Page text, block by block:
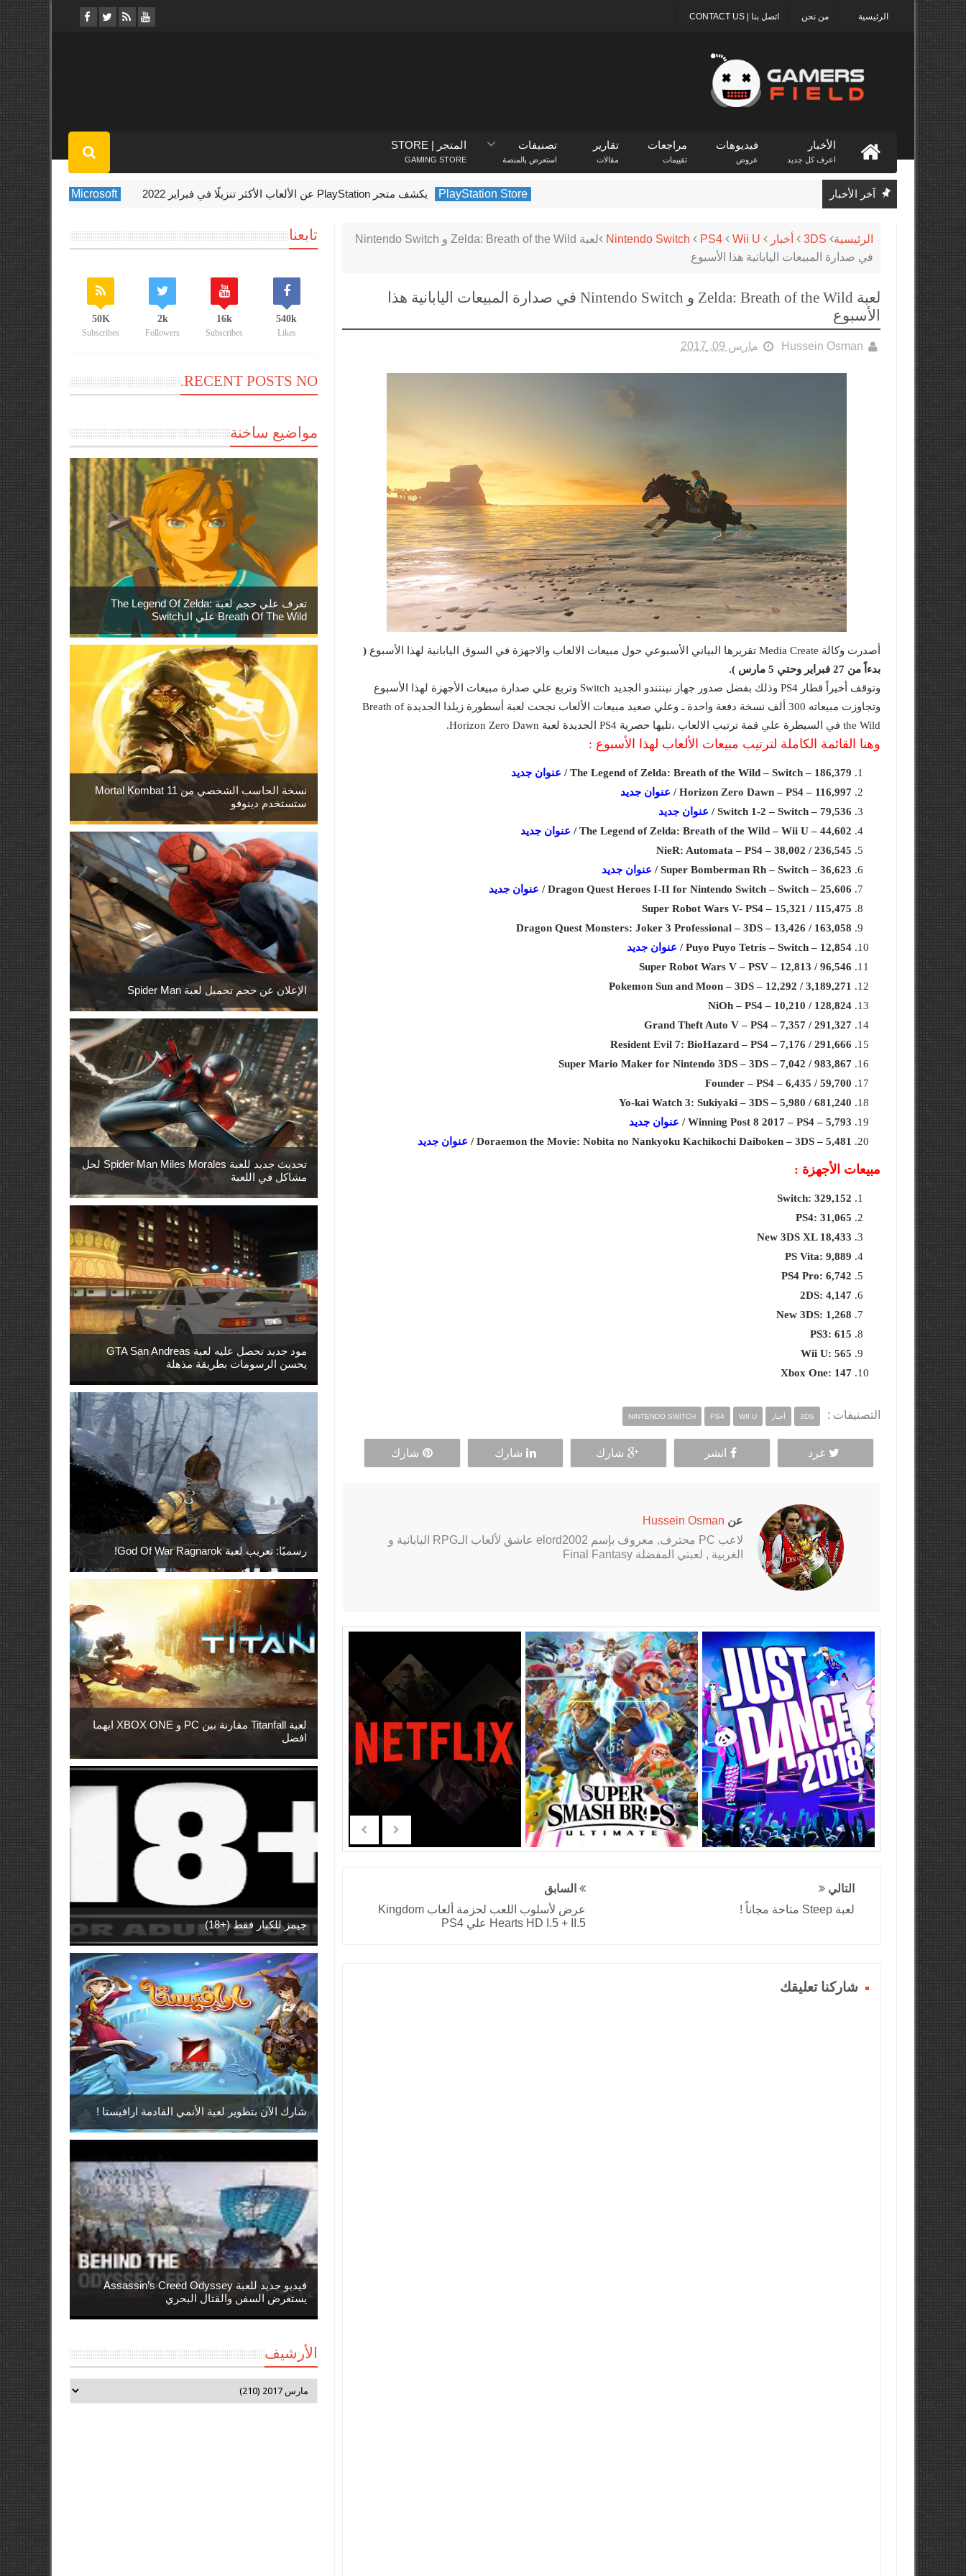
اتصل بنا | CONTACT US من نحن الرئيسية
الأخبار
اعرف كل جديد
فيديوهات
عروض
مراجعات
تقييمات
تقارير
مقالات
تصنيفات
استعرض بالمنصة
المتجر | STORE
GAMING STORE
آخر الأخبار PlayStation Store يكشف متجر PlayStation عن الألعاب الأكثر تنزيلًا في فبراير 2022 Microsoft Xbox تستضيف حدث Indie Showcase الأسبوع المقبل
الرئيسية 3DS أخبار Nintendo Switch PS4 Wii U
لعبة Zelda: Breath of the Wild و Nintendo Switch
في صدارة المبيعات اليابانية هذا الأسبوع
لعبة Zelda: Breath of the Wild و Nintendo Switch في صدارة المبيعات اليابانية هذا
الأسبوع
Hussein Osman مارس 09, 2017
أصدرت وكالة Media Create تقريرها البياني الأسبوعي حول مبيعات الالعاب والاجهزة في السوق اليابانية لهذا الأسبوع
(
بدءاً من 27 فبراير وحتي 5 مارس ).
وتوقف أخيراً قطار PS4 وذلك بفضل صدور جهاز نينتندو الجديد Switch وتربع علي صدارة مبيعات الأجهزة لهذا الأسبوع
وتجاوزت مبيعاته 300 ألف نسخة دفعة واحدة ـ وعلي صعيد مبيعات الألعاب نجحت لعبة أسطورة زيلدا الجديدة Breath of
the Wild في السيطرة علي قمة ترتيب الالعاب ،تليها حصرية PS4 الجديدة لعبة Horizon Zero Dawn.
وهنا القائمة الكاملة لترتيب مبيعات الألعاب لهذا الأسبوع :
The Legend of Zelda: Breath of the Wild – Switch – 186,379 /
عنوان جديد
Horizon Zero Dawn – PS4 – 116,997 /
عنوان جديد
Switch 1-2 – Switch – 79,536 /
عنوان جديد
The Legend of Zelda: Breath of the Wild – Wii U – 44,602 /
عنوان جديد
NieR: Automata – PS4 – 38,002 / 236,545
Super Bomberman Rh – Switch – 36,623 /
عنوان جديد
Dragon Quest Heroes I-II for Nintendo Switch – Switch – 25,606 /
عنوان جديد
Super Robot Wars V- PS4 – 15,321 / 115,475
Dragon Quest Monsters: Joker 3 Professional – 3DS – 13,426 / 163,058
Puyo Puyo Tetris – Switch – 12,854 /
عنوان جديد
Super Robot Wars V – PSV – 12,813 / 96,546
Pokemon Sun and Moon – 3DS – 12,292 / 3,189,271
NiOh – PS4 – 10,210 / 128,824
Grand Theft Auto V – PS4 – 7,357 / 291,327
Resident Evil 7: BioHazard – PS4 – 7,176 / 291,666
Super Mario Maker for Nintendo 3DS – 3DS – 7,042 / 983,867
Founder – PS4 – 6,435 / 59,700
Yo-kai Watch 3: Sukiyaki – 3DS – 5,980 / 681,240
Winning Post 8 2017 – PS4 – 5,793 /
عنوان جديد
Doraemon the Movie: Nobita no Nankyoku Kachikochi Daiboken – 3DS – 5,481 /
عنوان جديد
مبيعات الأجهزة :
Switch: 329,152
PS4: 31,065
New 3DS XL 18,433
PS Vita: 9,889
PS4 Pro: 6,742
2DS: 4,147
New 3DS: 1,268
PS3: 615
Wii U: 565
Xbox One: 147
التصنيفات : 3DS أخبار NINTENDO SWITCH PS4 WII U
غرد انشر شارك شارك شارك
عن Hussein Osman
لاعب PC محترف, معروف بإسم elord2002 عاشق لألعاب الـRPG اليابانية و
الغربية , لعبتي المفضلة Final Fantasy
التالي
لعبة Steep متاحة مجاناً !
السابق
عرض لأسلوب اللعب لحزمة ألعاب Kingdom
Hearts HD I.5 + II.5 علي PS4
شاركنا تعليقك
تابعنا
540k
Likes
16k
Subscribes
2k
Followers
50K
Subscribes
RECENT POSTS NO.
مواضيع ساخنة
تعرف علي حجم لعبة The Legend Of Zelda:
Breath Of The Wild علي الـSwitch
نسخة الحاسب الشخصي من Mortal Kombat 11
ستستخدم دينوفو
الإعلان عن حجم تحميل لعبة Spider Man
تحديث جديد للعبة Spider Man Miles Morales لحل
مشاكل في اللعبة
مود جديد تحصل عليه لعبة GTA San Andreas
يحسن الرسومات بطريقة مذهلة
رسميًا: تعريب لعبة God Of War Ragnarok!
لعبة Titanfall مقارنة بين PC و XBOX ONE ايهما
افضل
جيمز للكبار فقط (+18)
شارك الآن بتطوير لعبة الأنمي القادمة ارافيستا !
فيديو جديد للعبة Assassin’s Creed Odyssey
يستعرض السفن والقتال البحري
الأرشيف